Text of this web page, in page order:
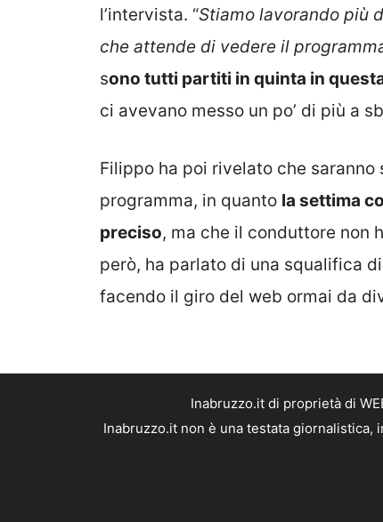
l’intervista. “Stiamo lavorando più
che attende di vedere il
sono tutti partiti in quinta in
ci avevano messo un po’ di più a
Filippo ha poi rivelato che
programma, in quanto la settima
preciso, ma che il conduttore non
però, ha parlato di una squalifica
facendo il giro del web ormai da
Inabruzzo.it di proprietà di
Inabruzzo.it non è una testata